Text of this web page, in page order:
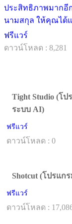
ประสิทธิภาพมากอี
นามสกุล ให้คุณได้แ
ฟรีแวร์
ดาวน์โหลด : 8,281
Tight Studio (โ
ระบบ AI)
ฟรีแวร์
ดาวน์โหลด : 0
Shotcut (โปรแก
ฟรีแวร์
ดาวน์โหลด :